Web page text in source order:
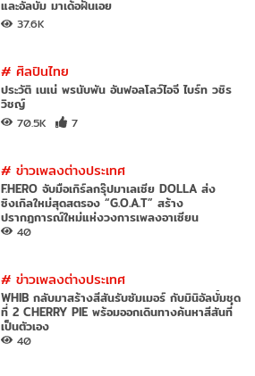
และอัลบั้ม มาเด้อฝันเอย
37.6K
#ศิลปินไทย
ประวัติ เนเน่ พรนับพัน อันฟอลโลว์ไอจี ไบร์ท วชิร
วิชญ์
70.5K 7
#ข่าวเพลงต่างประเทศ
F.HERO จับมือเกิร์ลกรุ๊ปมาเลเซีย DOLLA ส่ง
ซิงเกิลใหม่สุดสตรอง “G.O.A.T” สร้าง
ปรากฏการณ์ใหม่แห่งวงการเพลงอาเซียน
40
#ข่าวเพลงต่างประเทศ
WHIB กลับมาสร้างสีสันรับซัมเมอร์ กับมินิอัลบั้มชุด
ที่ 2 CHERRY PIE พร้อมออกเดินทางค้นหาสีสันที่
เป็นตัวเอง
40